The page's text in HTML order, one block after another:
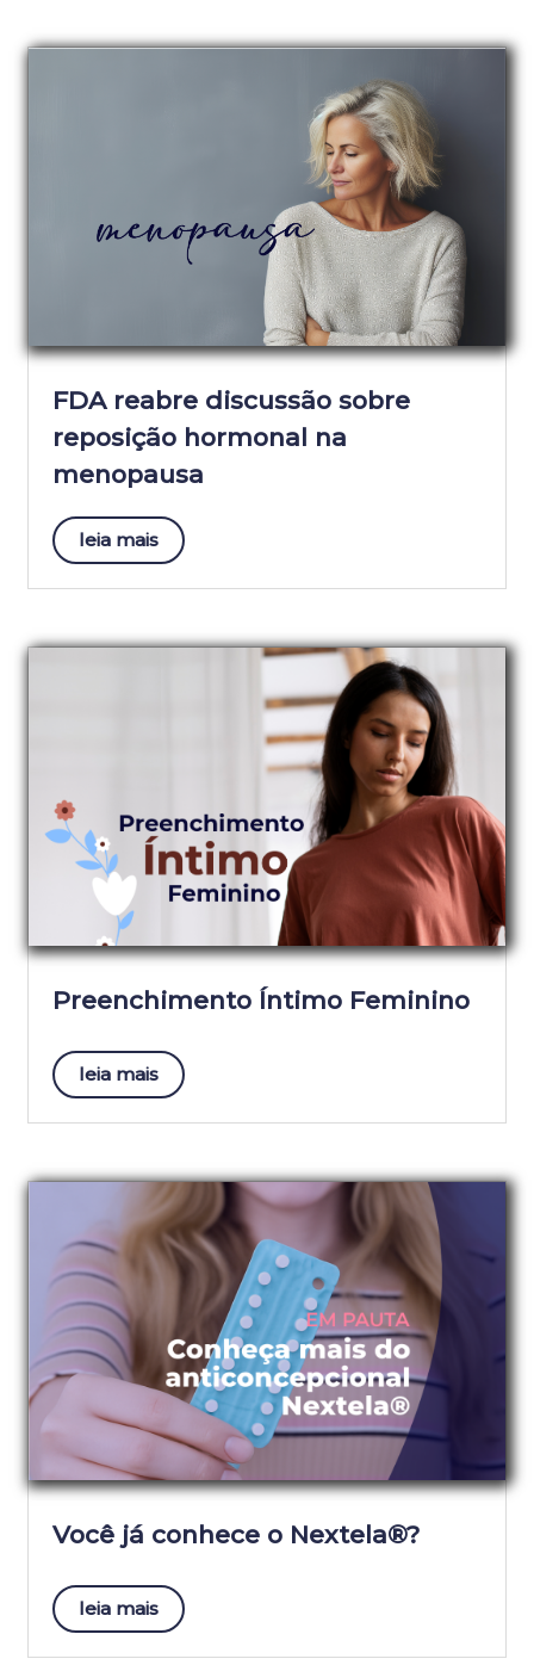
FDA reabre discussão sobre
reposição hormonal na
menopausa
leia mais
Preenchimento Íntimo Feminino
leia mais
Você já conhece o Nextela®?
leia mais